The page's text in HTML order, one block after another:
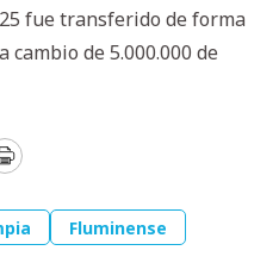
fue transferido de forma
de 5.000.000 de
Print
Fluminense